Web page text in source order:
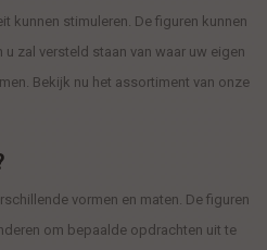
kunnen stimuleren. De figuren kunnen
zal versteld staan van waar uw eigen
Bekijk nu het assortiment van onze
vormen en maten. De figuren
om bepaalde opdrachten uit te